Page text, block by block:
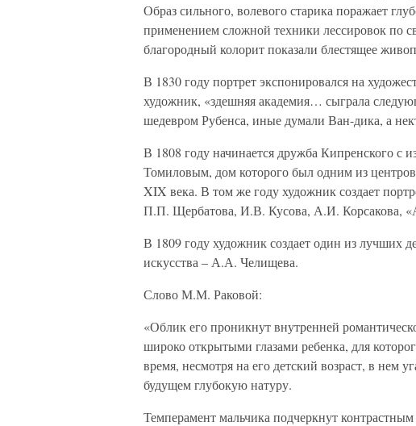
Образ сильного, волевого старика поражает
применением сложной техники лессировок по
благородный колорит показали блестящее
В 1830 году портрет экспонировался на
художник, «здешняя академия… сыграла
шедевром Рубенса, иные думали Ван-дика, а
В 1808 году начинается дружба Кипренского с
Томиловым, дом которого был одним из
XIX века. В том же году художник создает
П.П. Щербатова, И.В. Кусова, А.И. Корсакова,
В 1809 году художник создает один из лучших
искусства – А.А. Челищева.
Слово М.М. Раковой:
«Облик его проникнут внутренней
широко открытыми глазами ребенка, для
время, несмотря на его детский возраст, в нем
будущем глубокую натуру.
Темперамент мальчика подчеркнут